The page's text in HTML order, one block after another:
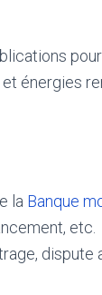
énergies
la Banque
etc.
dispute